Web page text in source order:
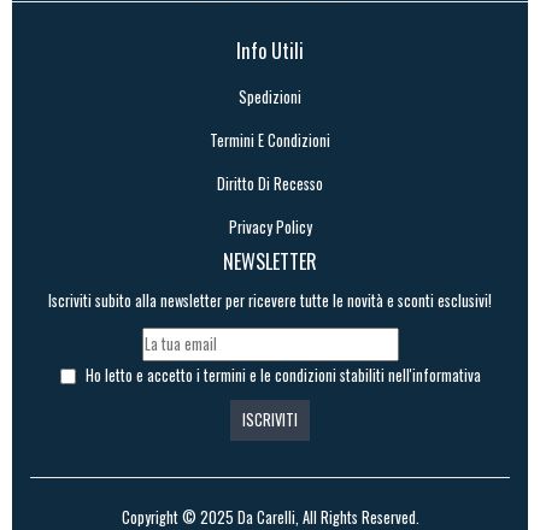
Info Utili
Spedizioni
Termini E Condizioni
Diritto Di Recesso
Privacy Policy
NEWSLETTER
Iscriviti subito alla newsletter per ricevere tutte le novità e sconti esclusivi!
Ho letto e accetto i termini e le condizioni stabiliti nell'informativa
Copyright © 2025 Da Carelli, All Rights Reserved.